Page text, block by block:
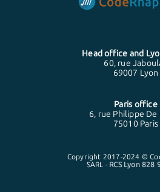
Head office and
60, rue
69007 Lyon
Paris office
6, rue Philippe De
75010 Paris
Copyright 2017-2024 ©
SARL - RCS Lyon 828